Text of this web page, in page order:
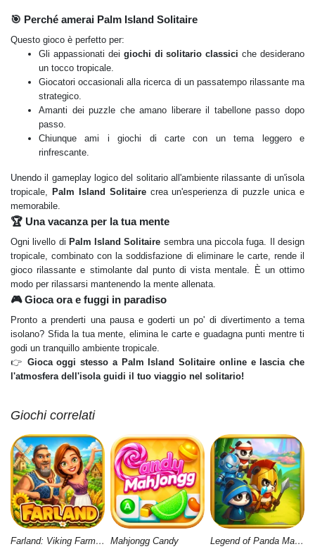
🎯 Perché amerai Palm Island Solitaire
Questo gioco è perfetto per:
Gli appassionati dei giochi di solitario classici che desiderano
un tocco tropicale.
Giocatori occasionali alla ricerca di un passatempo rilassante ma
strategico.
Amanti dei puzzle che amano liberare il tabellone passo dopo
passo.
Chiunque ami i giochi di carte con un tema leggero e
rinfrescante.
Unendo il gameplay logico del solitario all'ambiente rilassante di un'isola
tropicale, Palm Island Solitairecrea un'esperienza di puzzle unica e
memorabile.
🏆 Una vacanza per la tua mente
Ogni livello di Palm Island Solitaire sembra una piccola fuga. Il design
tropicale, combinato con la soddisfazione di eliminare le carte, rende il
gioco rilassante e stimolante dal punto di vista mentale. È un ottimo
modo per rilassarsi mantenendo la mente allenata.
🎮 Gioca ora e fuggi in paradiso
Pronto a prenderti una pausa e goderti un po' di divertimento a tema
isolano? Sfida la tua mente, elimina le carte e guadagna punti mentre ti
godi un tranquillo ambiente tropicale.
👉 Gioca oggi stesso a Palm Island Solitaire online e lascia che
l'atmosfera dell'isola guidi il tuo viaggio nel solitario!
Giochi correlati
Farland: Viking Farm Village Mahjongg Candy Legend of Panda Match 3 & Battle